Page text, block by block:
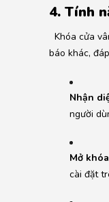
4. Tính
Khóa cửa
báo khác,
Nhận
người
Mở
cài đặt